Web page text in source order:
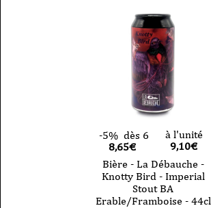
-5% dès 6
8,65€
à l'unité
9,10€
Bière - La Débauche -
Knotty Bird - Imperial
Stout BA
Erable/Framboise - 44cl